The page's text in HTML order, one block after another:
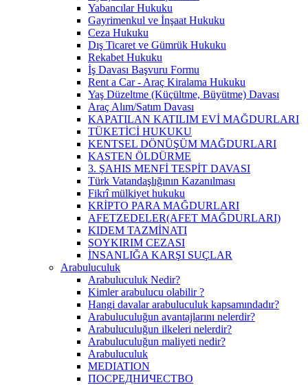
Yabancılar Hukuku
Gayrimenkul ve İnşaat Hukuku
Ceza Hukuku
Dış Ticaret ve Gümrük Hukuku
Rekabet Hukuku
İş Davası Başvuru Formu
Rent a Car - Araç Kiralama Hukuku
Yaş Düzeltme (Küçültme, Büyütme) Davası
Araç Alım/Satım Davası
KAPATILAN KATILIM EVİ MAĞDURLARI
TÜKETİCİ HUKUKU
KENTSEL DÖNÜŞÜM MAĞDURLARI
KASTEN ÖLDÜRME
3. ŞAHIS MENFİ TESPİT DAVASI
Türk Vatandaşlığının Kazanılması
Fikrî mülkiyet hukuku
KRİPTO PARA MAĞDURLARI
AFETZEDELER(AFET MAĞDURLARI)
KIDEM TAZMİNATI
SOYKIRIM CEZASI
İNSANLIĞA KARŞI SUÇLAR
Arabuluculuk
Arabuluculuk Nedir?
Kimler arabulucu olabilir ?
Hangi davalar arabuluculuk kapsamındadır?
Arabuluculuğun avantajlarını nelerdir?
Arabuluculuğun ilkeleri nelerdir?
Arabuluculuğun maliyeti nedir?
Arabuluculuk
MEDIATION
ПОСРЕДНИЧЕСТВО